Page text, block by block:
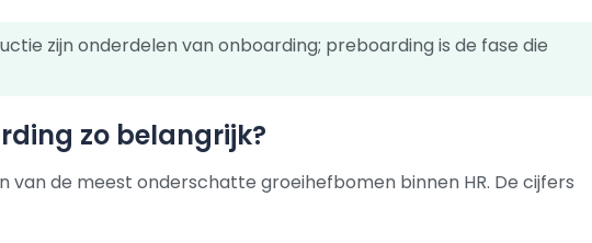
zijn onderdelen van onboarding; preboarding is de fase die
zo belangrijk?
van de meest onderschatte groeihefbomen binnen HR. De cijfers